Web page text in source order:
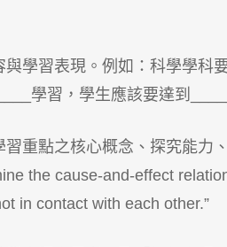
學習表現。例如：科學學科
學習，學生應該要達到
重點之核心概念、探究能力
the cause-and-effect
in contact with each other.”